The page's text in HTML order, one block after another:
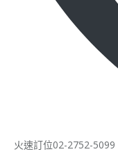
火速訂位02-2752-5099